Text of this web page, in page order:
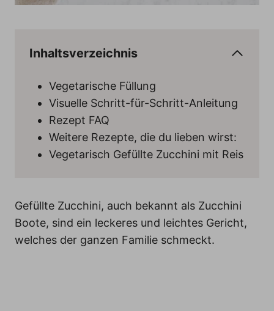
Inhaltsverzeichnis
Vegetarische Füllung
Visuelle Schritt-für-Schritt-Anleitung
Rezept FAQ
Weitere Rezepte, die du lieben wirst:
Vegetarisch Gefüllte Zucchini mit Reis
Gefüllte Zucchini, auch bekannt als Zucchini
Boote, sind ein leckeres und leichtes Gericht,
welches der ganzen Familie schmeckt.